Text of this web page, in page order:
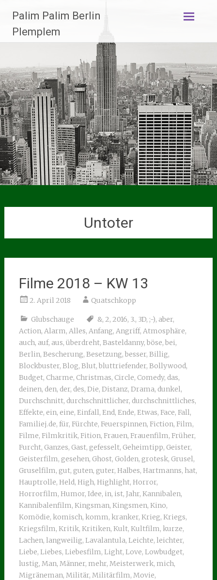
Inhalt
springen
Palim Palim Berlin
Plemplem
Untoter
Filme 2018 – KW 13
2. April 2018 Quatschkopp
Glubschauge &, 2, 2016, 3., 3D, ;-), aber,
Action, Alarm, Alles, Anfang, Angriff, Atmosphäre,
auch, auf, aus, überdreht, Basteldanny, böse, bei,
Berlin, Bescherung, Besetzung, besser, Billig,
Blockbuster, Blog, Blut, bluttriefender, Bollywood,
Budget, Charme, Christmas, Circle, Comedy, das,
deinen, den, der, des, Die, Distanz, Drama, dunkel,
Durchschnitt, durchschnittlicher, durchschnittliches,
Effekte, ein, eine, Einfall, End, Ende, Etwas, Face, Fall,
Familiej.de, für, Fürchte, Feuerspinnen, Fiction, Film,
Filme, Filmkritik, Fition, Frauen, Frauenfilm, Früher,
Furcht, Ganzes, Gast, gefesselt, Geheimtipp, Geister,
Geisterfilm, gesehen, Ghost, Golden, grotesk, Grusel,
Gruselfilm, gut, guten, guter, Halbes, Hartmanns, hat,
Hauptrolle, Held, High, Highlight, Horror,
Horrorfilm, Humor, Idee, in, ist, Jahr, Kannibalen,
Kannibalenfilm, Kingsman, Kingsmen, Kino,
Komödie, komisch, komm, kranker, Krieg, Kriegs,
Kriegsfilm, Kritik, Kritiken, Kult, Kultfilm, kurze,
Lachen, langweilig, Lavalantula, Leichte, leichter,
Liebe, Liebes, Liebesfilm, Light, Love, Lowbudget,
lustig, Man, Männer, mehr, Meisterwerk, mich,
Migräneman, Militär, Militärfilm, Movie,